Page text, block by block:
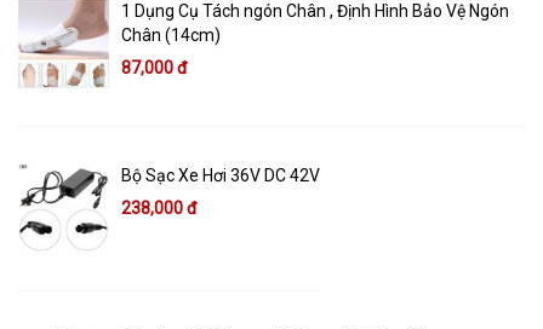
1 Dụng Cụ Tách ngón Chân , Định Hình Bảo Vệ Ngón
Chân (14cm)
87,000 đ
Bộ Sạc Xe Hơi 36V DC 42V
238,000 đ